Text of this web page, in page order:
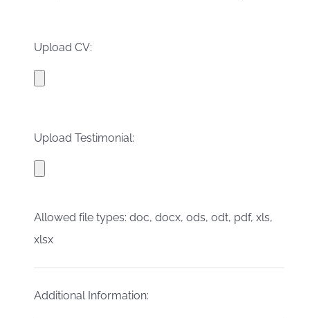
Upload CV:
Upload Testimonial:
Allowed file types: doc, docx, ods, odt, pdf, xls,
xlsx
Additional Information: